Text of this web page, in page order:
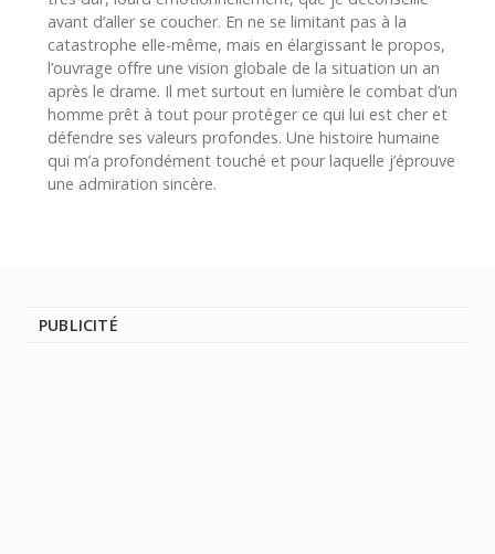
avant d’aller se coucher. En ne se limitant pas à la
catastrophe elle-même, mais en élargissant le propos,
l’ouvrage offre une vision globale de la situation un an
après le drame. Il met surtout en lumière le combat d’un
homme prêt à tout pour protéger ce qui lui est cher et
défendre ses valeurs profondes. Une histoire humaine
qui m’a profondément touché et pour laquelle j’éprouve
une admiration sincère.
PUBLICITÉ